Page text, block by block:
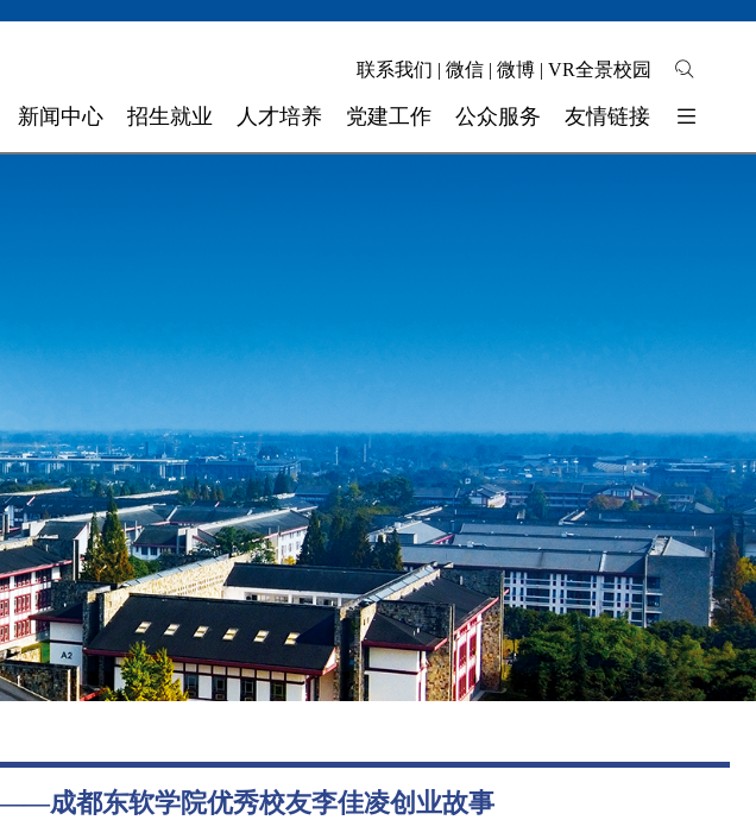
联系我们 | 微信 | 微博 | VR全景校园
院
院
院
院
学院
新闻中心
媒体聚焦
招生就业 人才培养
校 团 委
师资力量
奖助学金
图书馆
后勤保障
党建工作 公众服务
联系我们
友情链接
四川省高校网络理政平台
——成都东软学院优秀校友李佳凌创业故事